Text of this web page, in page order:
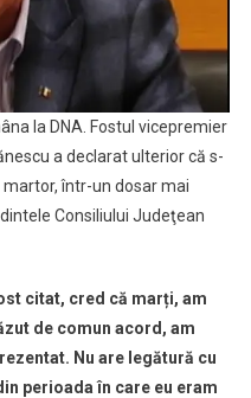
la DNA. Fostul vicepremier
a declarat ulterior că s-
într-un dosar mai
Consiliului Judeţean
citat, cred că marți, am
de comun acord, am
Nu are legătură cu
perioada în care eu eram